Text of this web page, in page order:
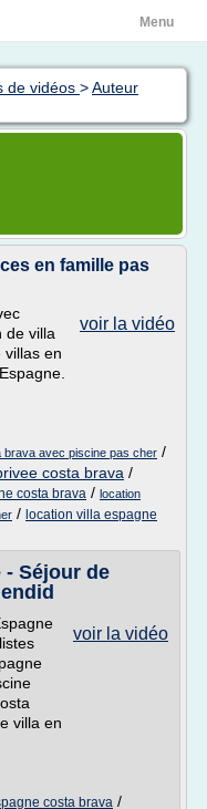
Menu
de vidéos >Auteur
en famille pas
voir la vidéo
de villa
villas en
brava avec piscine pas cher /
costa brava /
costa brava / location
/ location villa espagne
- Séjour de
voir la vidéo
villa en
costa brava /